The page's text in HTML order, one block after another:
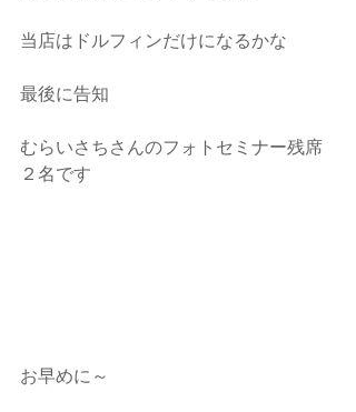
当店はドルフィンだけになるかな
最後に告知
むらいさちさんのフォトセミナー残席
２名です
お早めに～